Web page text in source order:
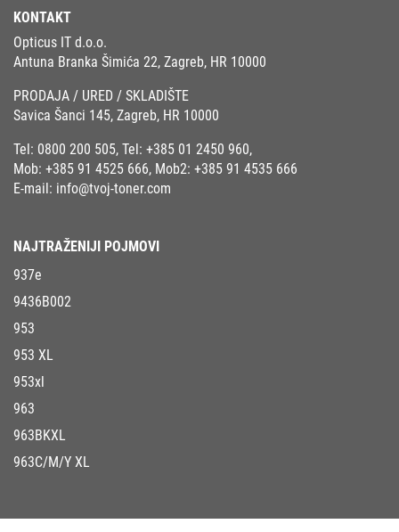
KONTAKT
Opticus IT d.o.o.
Antuna Branka Šimića 22, Zagreb, HR 10000
PRODAJA / URED / SKLADIŠTE
Savica Šanci 145, Zagreb, HR 10000
Tel: 0800 200 505, Tel: +385 01 2450 960,
Mob: +385 91 4525 666, Mob2: +385 91 4535 666
E-mail: info@tvoj-toner.com
NAJTRAŽENIJI POJMOVI
937e
9436B002
953
953 XL
953xl
963
963BKXL
963C/M/Y XL